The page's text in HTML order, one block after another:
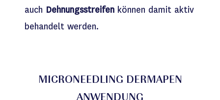
auch Dehnungsstreifen können damit aktiv
behandelt werden.
MICRONEEDLING DERMAPEN